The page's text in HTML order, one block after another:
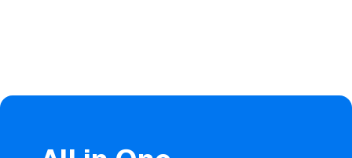
■注意事項
る際の注意事項は「【アプリトリガー】Google スプレッ